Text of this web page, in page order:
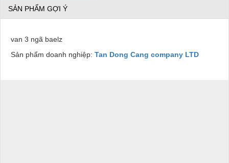
SẢN PHẨM GỢI Ý
van 3 ngã baelz
Sản phẩm doanh nghiệp: Tan Dong Cang company LTD